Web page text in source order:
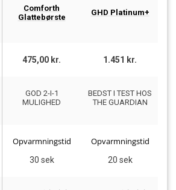
Comforth
Glattebørste
GHD Platinum+
475,00 kr. 1.451 kr.
GOD 2-I-1
MULIGHED
BEDST I TEST HOS
THE GUARDIAN
Opvarmningstid
30 sek
Opvarmningstid
20 sek